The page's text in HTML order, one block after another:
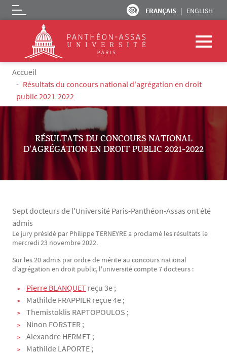
Aller au contenu principal
FRANÇAIS ENGLISH
Logo
Fil d'Ariane
Accueil
Résultats du concours national d'agrégation en droit
public 2021-2022
RÉSULTATS DU CONCOURS NATIONAL
D'AGRÉGATION EN DROIT PUBLIC 2021-2022
Sept docteurs de l'Université Paris-Panthéon-Assas ont été
admis
Texte
Le jury présidé par Philippe TERNEYRE a proclamé les résultats le
mercredi 23 novembre 2022.
Sur les 20 admis par ordre de mérite au concours national
d'agrégation en droit public, l'université compte 7 docteurs :
Pierre BLANQUET reçu 3e ;
Mathilde FRAPPIER reçue 4e ;
Themistoklis RAPTOPOULOS ;
Ninon FORSTER ;
Alexandre HERMET ;
Mathilde LAPORTE ;